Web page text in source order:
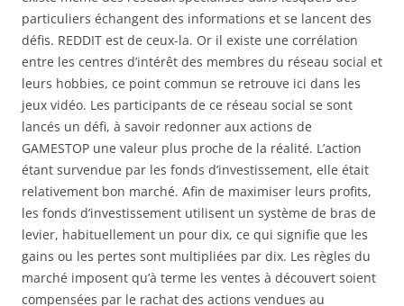
particuliers échangent des informations et se lancent des
défis. REDDIT est de ceux-la. Or il existe une corrélation
entre les centres d’intérêt des membres du réseau social et
leurs hobbies, ce point commun se retrouve ici dans les
jeux vidéo. Les participants de ce réseau social se sont
lancés un défi, à savoir redonner aux actions de
GAMESTOP une valeur plus proche de la réalité. L’action
étant survendue par les fonds d’investissement, elle était
relativement bon marché. Afin de maximiser leurs profits,
les fonds d’investissement utilisent un système de bras de
levier, habituellement un pour dix, ce qui signifie que les
gains ou les pertes sont multipliées par dix. Les règles du
marché imposent qu’à terme les ventes à découvert soient
compensées par le rachat des actions vendues au